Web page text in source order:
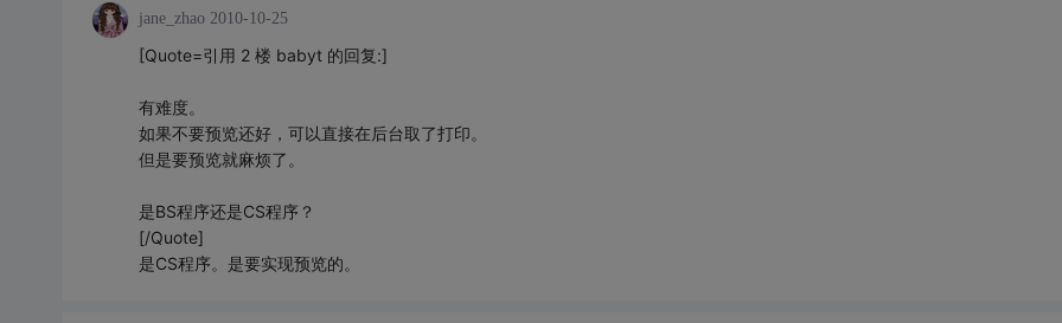
jane_zhao 2010-10-25
[Quote=引用 2 楼 babyt 的回复:]
有难度。
如果不要预览还好，可以直接在后台取了打印。
但是要预览就麻烦了。
是BS程序还是CS程序？
[/Quote]
是CS程序。是要实现预览的。